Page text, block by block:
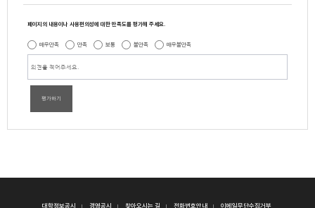
페이지의 내용이나 사용편의성에 대한 만족도를 평가해 주세요.
매우만족 만족 보통 불만족 매우불만족
평가하기
대학정보공시 경영공시 찾아오시는 길 전화번호안내 이메일무단수집거부